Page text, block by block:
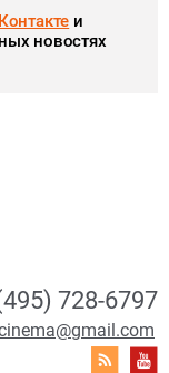
и
новостях
728-6797